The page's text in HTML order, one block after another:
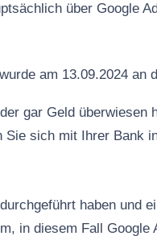
über Google
am 13.09.2024 an
gar Geld überwiesen
Sie sich mit Ihrer Bank
haben und
in diesem Fall Google